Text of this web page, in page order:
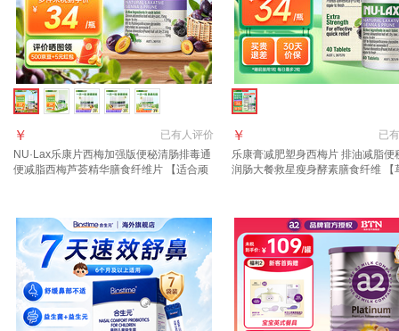
已有人评价
￥
NU·Lax乐康片西梅加强版便秘清肠排毒通
便减脂西梅芦荟精华膳食纤维片 【适合顽
已有
￥
乐康膏减肥塑身西梅片 排油减脂便
润肠大餐救星瘦身酵素膳食纤维 【